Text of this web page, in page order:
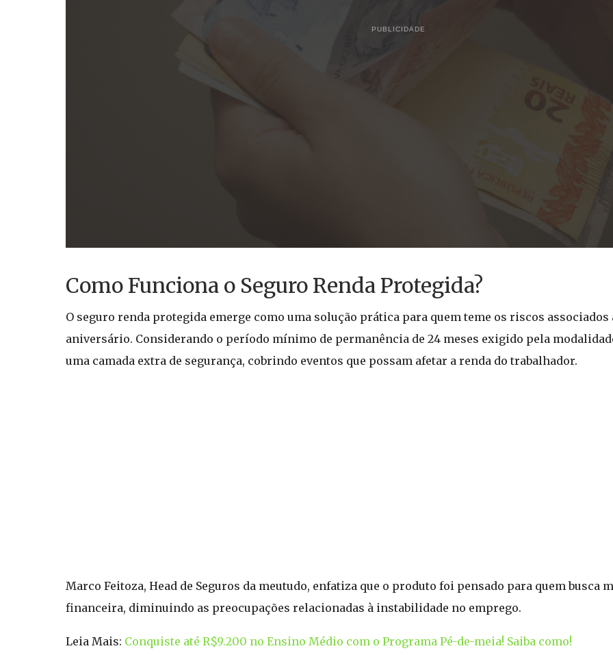
PUBLICIDADE
Como Funciona o Seguro Renda Protegida?
O seguro renda protegida emerge como uma solução prática para quem teme os riscos associados
aniversário. Considerando o período mínimo de permanência de 24 meses exigido pela
uma camada extra de segurança, cobrindo eventos que possam afetar a renda do trabalhador.
Marco Feitoza, Head de Seguros da meutudo, enfatiza que o produto foi pensado para quem busca
financeira, diminuindo as preocupações relacionadas à instabilidade no emprego.
Leia Mais: Conquiste até R$9.200 no Ensino Médio com o Programa Pé-de-meia! Saiba como!